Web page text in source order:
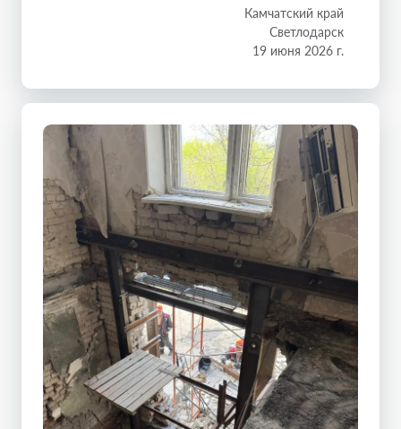
Камчатский край
Светлодарск
19 июня 2026 г.